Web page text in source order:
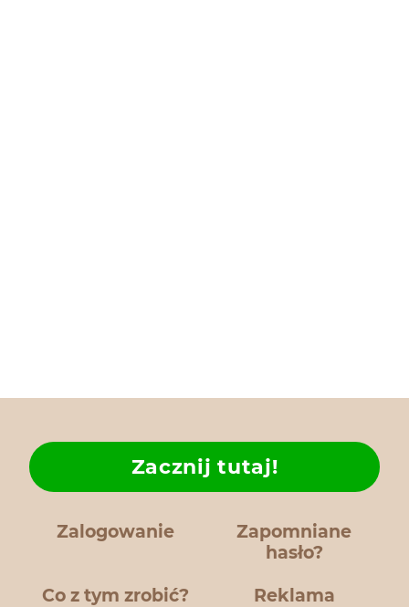
Zalogowanie
Zapomniane
hasło?
Co z tym zrobić?
Zacznij tutaj!
Reklama